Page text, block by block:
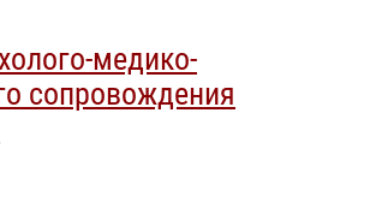
медико-
сопровождения